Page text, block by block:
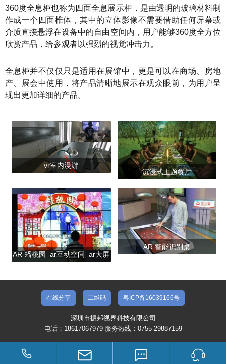
360度全息柜也称为四面全息展示柜，是由透明的玻璃材料制
作成一个四面椎体，其中的立体影像不需要借助任何屏幕或
介质直接悬浮在设备中的自由空间内，用户能够360度全方位
欣赏产品，给参观者以强烈的视觉冲击力。
全息柜并不仅仅只是适用在展馆中，更是可以在商场、房地
产、展会中使用，将产品清晰地展示在观众眼前，为用户呈
现出更加详细的产品。
vr室内漫游
沉浸式主题餐厅
AR-蟠桃园_ar互动空间_ar大屏
AR 智能识别桌
在线分享 二维码 粤ICP备16039166号
深圳市振邦视界科技有限公司
电话：18617067979 服务热线：0755-29887159